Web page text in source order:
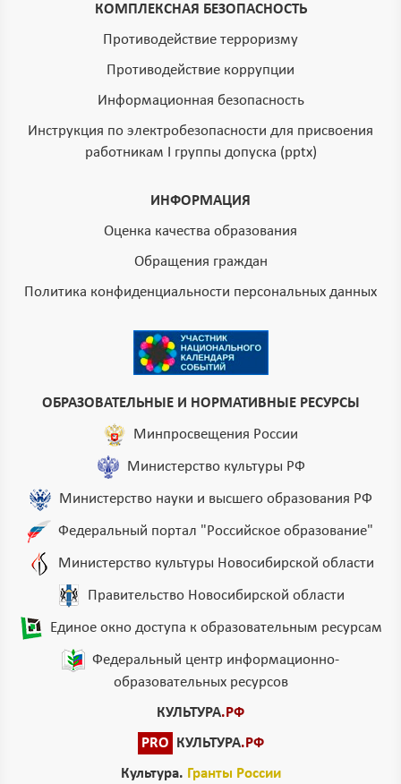
КОМПЛЕКСНАЯ БЕЗОПАСНОСТЬ
Противодействие терроризму
Противодействие коррупции
Информационная безопасность
Инструкция по электробезопасности для присвоения
работникам I группы допуска (pptx)
ИНФОРМАЦИЯ
Оценка качества образования
Обращения граждан
Политика конфиденциальности персональных данных
ОБРАЗОВАТЕЛЬНЫЕ И НОРМАТИВНЫЕ РЕСУРСЫ
Минпросвещения России
Министерство культуры РФ
Министерство науки и высшего образования РФ
Федеральный портал "Российское образование"
Министерство культуры Новосибирской области
Правительство Новосибирской области
Единое окно доступа к образовательным ресурсам
Федеральный центр информационно-
образовательных ресурсов
КУЛЬТУРА.РФ
PRO
КУЛЬТУРА.РФ
Культура. Гранты России